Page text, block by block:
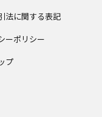
法に関する表記
ーポリシー
プ